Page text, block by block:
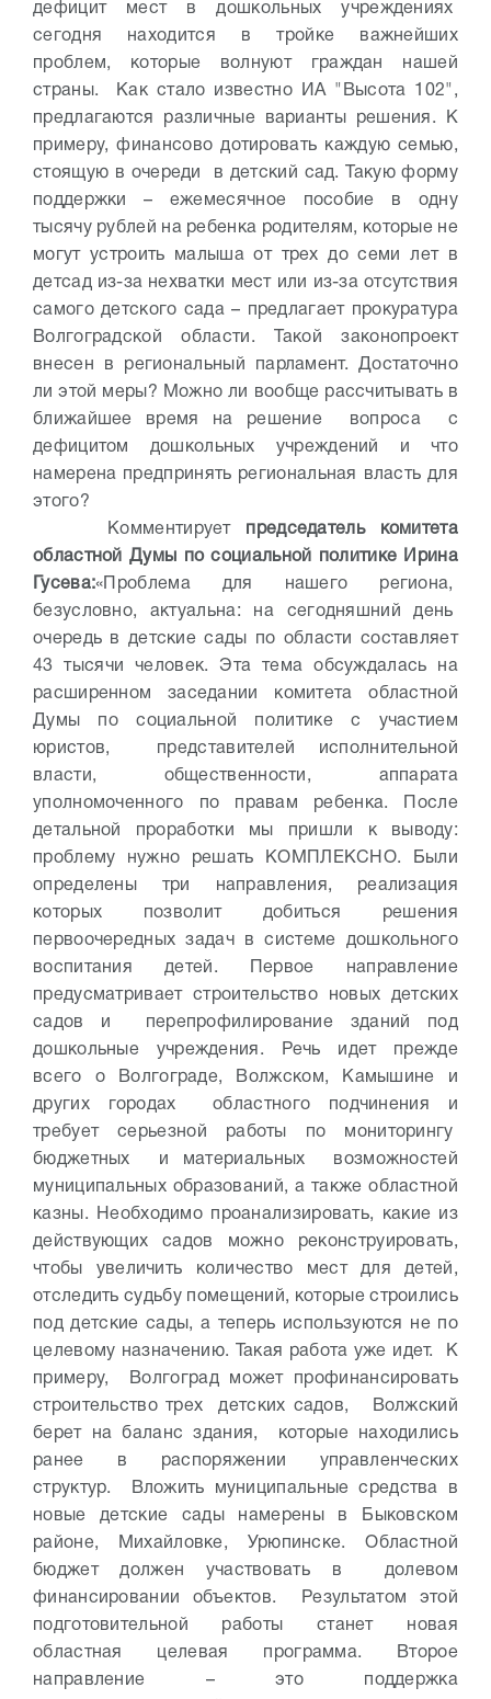
дефицит мест в дошкольных учреждениях
сегодня находится в тройке важнейших
проблем, которые волнуют граждан нашей
страны. Как стало известно ИА "Высота 102",
предлагаются различные варианты решения. К
примеру, финансово дотировать каждую семью,
стоящую в очереди в детский сад. Такую форму
поддержки – ежемесячное пособие в одну
тысячу рублей на ребенка родителям, которые не
могут устроить малыша от трех до семи лет в
детсад из-за нехватки мест или из-за отсутствия
самого детского сада – предлагает прокуратура
Волгоградской области. Такой законопроект
внесен в региональный парламент. Достаточно
ли этой меры? Можно ли вообще рассчитывать в
ближайшее время на решение вопроса с
дефицитом дошкольных учреждений и что
намерена предпринять региональная власть для
этого?
Комментирует
председатель комитета
областной Думы по социальной политике Ирина
Гусева:«Проблема для нашего региона,
безусловно, актуальна: на сегодняшний день
очередь в детские сады по области составляет
43 тысячи человек. Эта тема обсуждалась на
расширенном заседании комитета областной
Думы по социальной политике с участием
юристов, представителей исполнительной
власти, общественности, аппарата
уполномоченного по правам ребенка. После
детальной проработки мы пришли к выводу:
проблему нужно решать КОМПЛЕКСНО. Были
определены три направления, реализация
которых позволит добиться решения
первоочередных задач в системе дошкольного
воспитания детей.
Первое направление
предусматривает строительство новых детских
садов и перепрофилирование зданий под
дошкольные учреждения. Речь идет прежде
всего о Волгограде, Волжском, Камышине и
других городах областного подчинения и
требует серьезной работы по мониторингу
бюджетных и материальных возможностей
муниципальных образований, а также областной
казны. Необходимо проанализировать, какие из
действующих садов можно реконструировать,
чтобы увеличить количество мест для детей,
отследить судьбу помещений, которые строились
под детские сады, а теперь используются не по
целевому назначению. Такая работа уже идет. К
примеру, Волгоград может профинансировать
строительство трех детских садов, Волжский
берет на баланс здания, которые находились
ранее в распоряжении управленческих
структур. Вложить муниципальные средства в
новые детские сады намерены в Быковском
районе, Михайловке, Урюпинске. Областной
бюджет должен участвовать в долевом
финансировании объектов. Результатом этой
подготовительной работы станет новая
областная целевая программа.
Второе
направление – это поддержка